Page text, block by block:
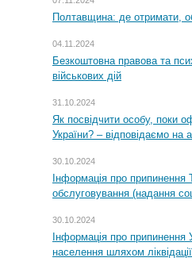
Полтавщина: де отримати,
04.11.2024
Безкоштовна правова та
військових дій
31.10.2024
Як посвідчити особу, поки
України? – відповідаємо на
30.10.2024
Інформація про припинення
обслуговування (надання
30.10.2024
Інформація про припинення
населення шляхом ліквідації